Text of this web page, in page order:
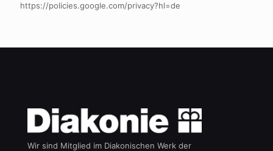
https://policies.google.com/privacy?hl=de
Wir sind Mitglied im Diakonischen Werk der